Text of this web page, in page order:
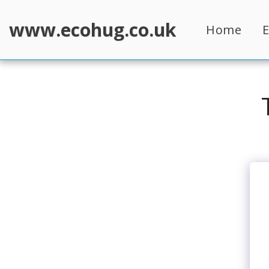
www.ecohug.co.uk Home